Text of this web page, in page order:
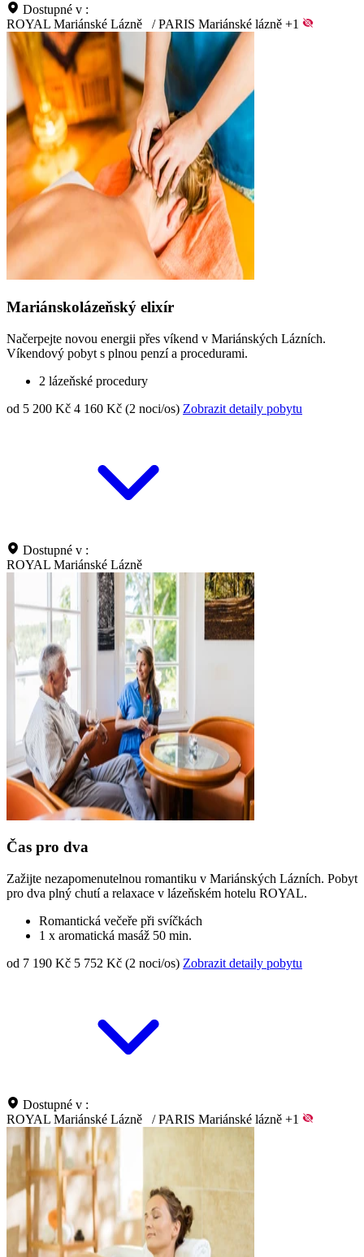
Dostupné v :
ROYAL Mariánské Lázně
/ PARIS Mariánské lázně +1
Mariánskolázeňský elixír
Načerpejte novou energii přes víkend v Mariánských Lázních.
Víkendový pobyt s plnou penzí a procedurami.
2 lázeňské procedury
od 5 200 Kč 4 160 Kč (2 noci/os) Zobrazit detaily pobytu
Dostupné v :
ROYAL Mariánské Lázně
Čas pro dva
Zažijte nezapomenutelnou romantiku v Mariánských Lázních. Pobyt
pro dva plný chutí a relaxace v lázeňském hotelu ROYAL.
Romantická večeře při svíčkách
1 x aromatická masáž 50 min.
od 7 190 Kč 5 752 Kč (2 noci/os) Zobrazit detaily pobytu
Dostupné v :
ROYAL Mariánské Lázně
/ PARIS Mariánské lázně +1